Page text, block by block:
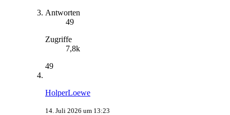
Antworten
49
Zugriffe
7,8k
49
HolperLoewe
14. Juli 2026 um 13:23